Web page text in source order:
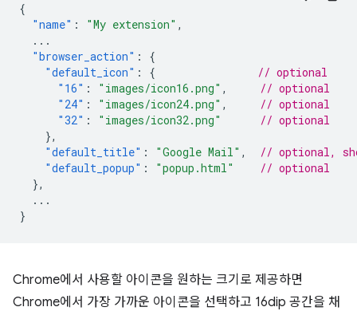
{
"name" : "My extension" ,
...
"browser_action" :
{
"default_icon" : {
// optional
"16" : "images/icon16.png" ,
// optional
"24" : "images/icon24.png" ,
// optional
"32" : "images/icon32.png"
// optional
},
"default_title" : "Google Mail" ,
// optional,
"default_popup" : "popup.html"
// optional
},
...
}
Chrome에서 사용할 아이콘을 원하는 크기로 제공하면
Chrome에서 가장 가까운 아이콘을 선택하고 16dip 공간을 채